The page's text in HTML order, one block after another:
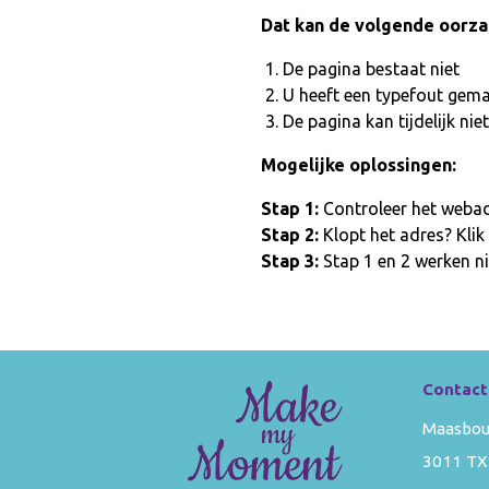
Dat kan de volgende
De pagina bestaat niet
U heeft een typefout
De pagina kan tijdelijk
Mogelijke oplossingen:
Stap 1:Controleer het
Stap 2:Klopt het adres?
Stap 3:Stap 1 en 2 werken
Contact
3011